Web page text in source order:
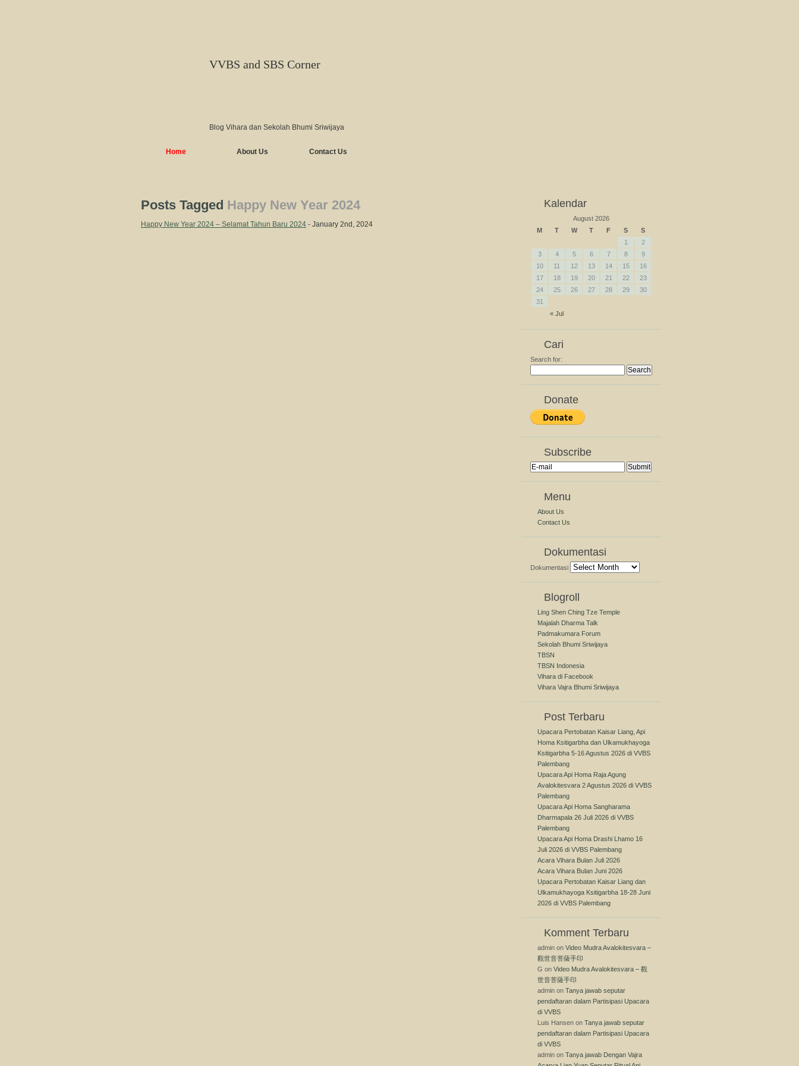
VVBS and SBS Corner
Blog Vihara dan Sekolah Bhumi Sriwijaya
Home About Us Contact Us
Posts Tagged Happy New Year 2024
Happy New Year 2024 – Selamat Tahun Baru 2024 - January 2nd, 2024
Kalendar
August 2026
M
T W T F S S
« Jul
1
2
3
4 5 6 7 8
9
10
11 12 13 14 15
16
17
18 19 20 21 22
23
24
25 26 27 28 29
30
31
Cari
Search for:
Donate
Subscribe
Menu
About Us
Contact Us
Dokumentasi
Dokumentasi
Blogroll
Ling Shen Ching Tze Temple
Majalah Dharma Talk
Padmakumara Forum
Sekolah Bhumi Sriwijaya
TBSN
TBSN Indonesia
Vihara di Facebook
Vihara Vajra Bhumi Sriwijaya
Post Terbaru
Upacara Pertobatan Kaisar Liang, Api
Homa Ksitigarbha dan Ulkamukhayoga
Ksitigarbha 5-16 Agustus 2026 di VVBS
Palembang
Upacara Api Homa Raja Agung
Avalokitesvara 2 Agustus 2026 di VVBS
Palembang
Upacara Api Homa Sangharama
Dharmapala 26 Juli 2026 di VVBS
Palembang
Upacara Api Homa Drashi Lhamo 16
Juli 2026 di VVBS Palembang
Acara Vihara Bulan Juli 2026
Acara Vihara Bulan Juni 2026
Upacara Pertobatan Kaisar Liang dan
Ulkamukhayoga Ksitigarbha 18-28 Juni
2026 di VVBS Palembang
Komment Terbaru
admin on Video Mudra Avalokitesvara –
觀世音菩薩手印
G on Video Mudra Avalokitesvara – 觀
世音菩薩手印
admin on Tanya jawab seputar
pendaftaran dalam Partisipasi Upacara
di VVBS
Luis Hansen on Tanya jawab seputar
pendaftaran dalam Partisipasi Upacara
di VVBS
admin on Tanya jawab Dengan Vajra